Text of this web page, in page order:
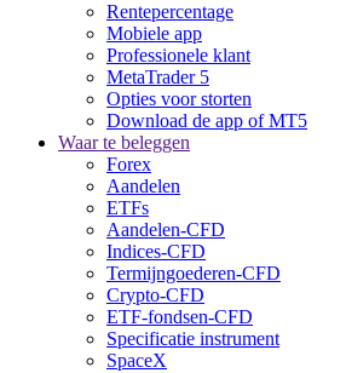
Rentepercentage
Mobiele app
Professionele klant
MetaTrader 5
Opties voor storten
Download de app of MT5
Waar te beleggen
Forex
Aandelen
ETFs
Aandelen-CFD
Indices-CFD
Termijngoederen-CFD
Crypto-CFD
ETF-fondsen-CFD
Specificatie instrument
SpaceX